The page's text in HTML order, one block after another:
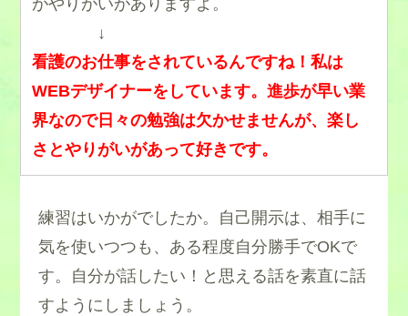
がやりがいがありますよ。
↓
看護のお仕事をされているんですね！私は
WEBデザイナーをしています。進歩が早い業
界なので日々の勉強は欠かせませんが、楽し
さとやりがいがあって好きです。
練習はいかがでしたか。自己開示は、相手に
気を使いつつも、ある程度自分勝手でOKで
す。自分が話したい！と思える話を素直に話
すようにしましょう。